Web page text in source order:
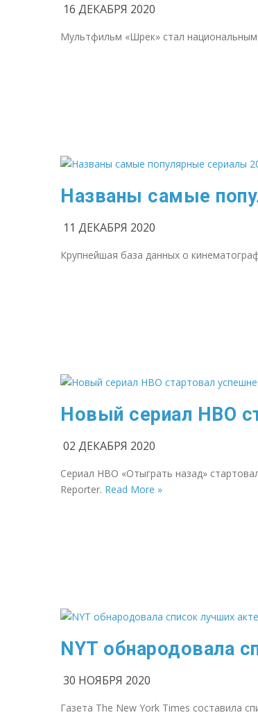
16 ДЕКАБРЯ 2020
Мультфильм «Шрек» стал
Названы самые
11 ДЕКАБРЯ 2020
Крупнейшая база данных о
Новый сериал HBO
02 ДЕКАБРЯ 2020
Сериал HBO «Отыграть назад»
Reporter. Read More »
NYT обнародовала
30 НОЯБРЯ 2020
Газета The New York Times составила